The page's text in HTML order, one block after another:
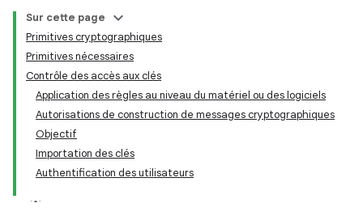
Sur cette page
Primitives cryptographiques
Primitives nécessaires
Contrôle des accès aux clés
Application des règles au niveau du matériel ou des logiciels
Autorisations de construction de messages cryptographiques
Objectif
Importation des clés
Authentification des utilisateurs